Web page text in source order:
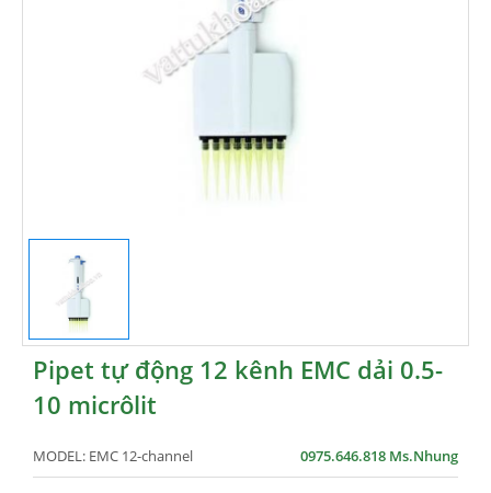
Pipet tự động 12 kênh EMC dải 0.5-
10 micrôlit
MODEL: EMC 12-channel 0975.646.818 Ms.Nhung